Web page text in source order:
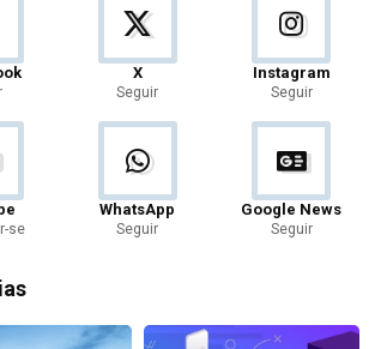
X
Seguir
Instagram
Seguir
se
WhatsApp
Seguir
Google News
Seguir